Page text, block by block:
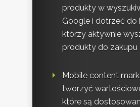
produkty w
Google i dotrzeć do
którzy aktywnie
produkty do zakupu
Mobile content
tworzyć
które są